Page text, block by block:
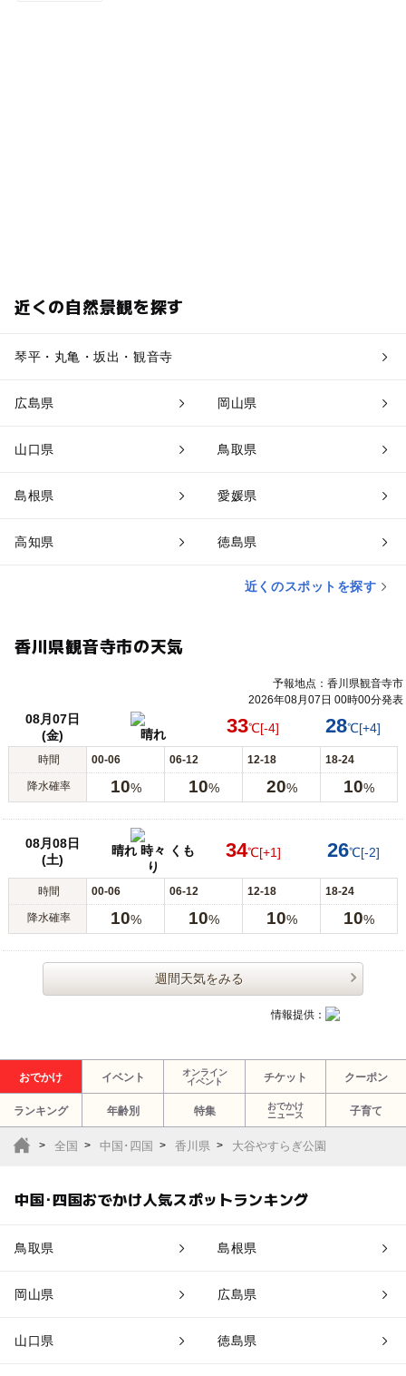
近くの自然景観を探す
琴平・丸亀・坂出・観音寺
広島県 岡山県
山口県 鳥取県
島根県 愛媛県
高知県 徳島県
近くのスポットを探す
香川県観音寺市の天気
予報地点：香川県観音寺市
2026年08月07日 00時00分発表
08月07日
(金)
晴れ 33℃[-4] 28℃[+4]
時間 00-06 06-12 12-18 18-24
降水確率 10% 10% 20% 10%
08月08日
(土)
晴れ 時々 くも
り
34℃[+1] 26℃[-2]
時間 00-06 06-12 12-18 18-24
降水確率 10% 10% 10% 10%
週間天気をみる
情報提供：
おでかけ イベント
オンライン
イベント
チケット クーポン
ランキング 年齢別 特集
おでかけ
ニュース
子育て
全国 中国･四国 香川県 大谷やすらぎ公園
中国･四国おでかけ人気スポットランキング
鳥取県 島根県
岡山県 広島県
山口県 徳島県